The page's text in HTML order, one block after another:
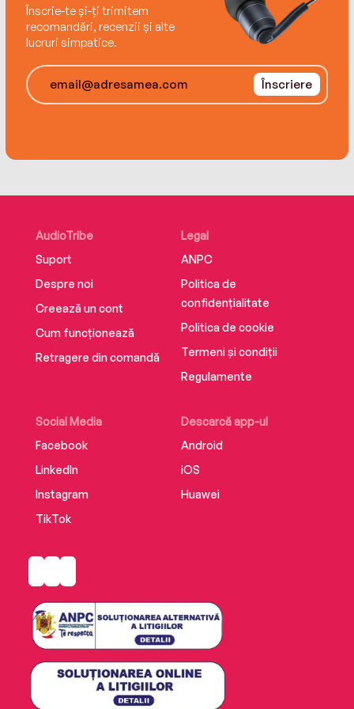
Înscrie-te și-ți trimitem
recomandări, recenzii și alte
lucruri simpatice.
Înscriere
AudioTribe
Suport
Despre noi
Creează un cont
Cum funcționează
Retragere din comandă
Social Media
Facebook
LinkedIn
Instagram
TikTok
Descarcă app-ul
Android
iOS
Huawei
Legal
ANPC
Politica de
confidențialitate
Politica de cookie
Termeni și condiții
Regulamente